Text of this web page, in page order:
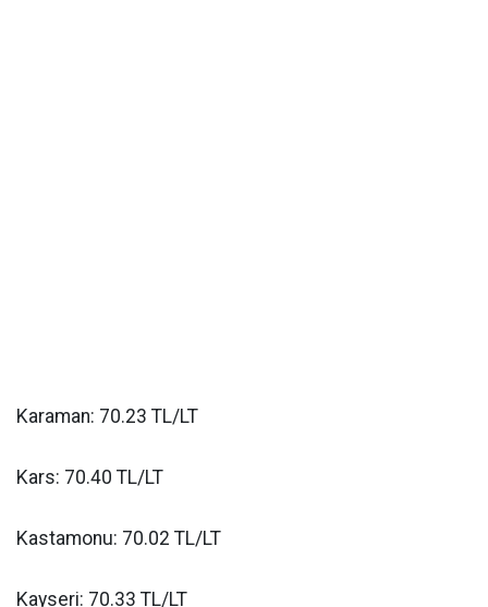
Karaman: 70.23 TL/LT
Kars: 70.40 TL/LT
Kastamonu: 70.02 TL/LT
Kayseri: 70.33 TL/LT